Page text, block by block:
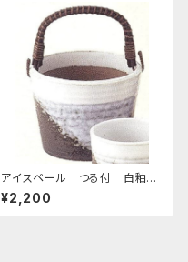
アイスペール つる付 白釉流
し
¥2,200